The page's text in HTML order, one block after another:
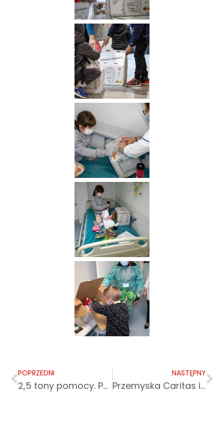
POPRZEDNI
2,5 tony pomocy. Paczka dla Ukrainy od podkarpackiej KAS
NASTĘPNY
Przemyska Caritas i Polskie Radio Rzeszów na rzecz ofiar wojny